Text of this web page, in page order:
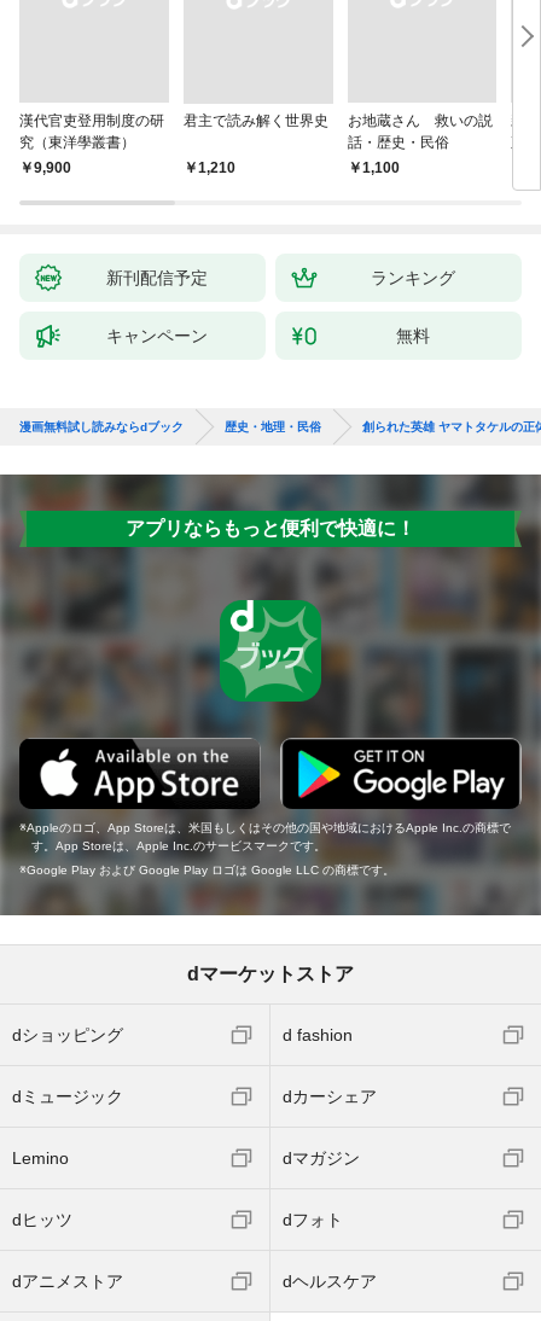
漢代官吏登用制度の研
究（東洋學叢書）
￥9,900
君主で読み解く世界史
￥1,210
お地蔵さん 救いの説
話・歴史・民俗
￥1,100
親
直
新刊配信予定 ランキング
キャンペーン 無料
漫画無料試し読みならdブック 歴史・地理・民俗 創られた英雄 ヤマトタケルの正
アプリならもっと便利で快適に！
Appleのロゴ、App Storeは、米国もしくはその他の国や地域におけるApple Inc.の商標で
す。App Storeは、Apple Inc.のサービスマークです。
Google Play および Google Play ロゴは Google LLC の商標です。
dマーケットストア
dショッピング d fashion
dミュージック dカーシェア
Lemino dマガジン
dヒッツ dフォト
dアニメストア dヘルスケア